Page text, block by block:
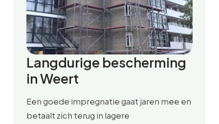
Langdurige bescherming
in Weert
Een goede impregnatie gaat jaren mee en
betaalt zich terug in lagere